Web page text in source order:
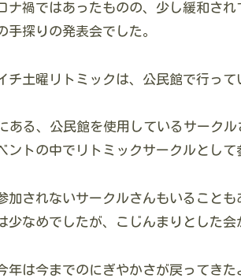
ナ禍ではあったものの、少し緩和され
手探りの発表会でした。
チ土曜リトミックは、公民館で行って
ある、公民館を使用しているサーク
ントの中でリトミックサークルとして
加されないサークルさんもいることも
少なめでしたが、こじんまりとした会
年は今までのにぎやかさが戻ってきた